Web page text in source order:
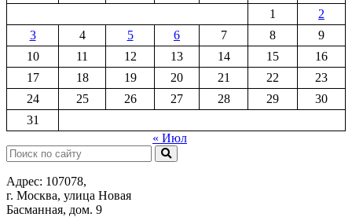
1
2
3
4 5 6 7 8
9
10
11 12 13 14 15
16
17
18 19 20 21 22
23
24
25 26 27 28 29
30
31
« Июл
Поиск:
Адрес: 107078,
г. Москва, улица Новая
Басманная, дом. 9